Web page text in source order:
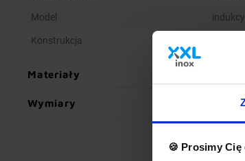
🍪 Prosimy Cię
Model
Konstrukcja
Materiały
Wymiary